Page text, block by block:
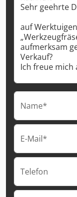
Name*
E-Mail*
Telefon